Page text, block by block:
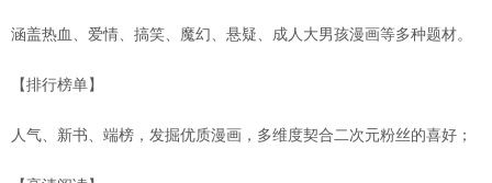
涵盖热血、爱情、搞笑、魔幻、悬疑、成人大男孩漫画等多种题材。
【排行榜单】
人气、新书、端榜，发掘优质漫画，多维度契合二次元粉丝的喜好；